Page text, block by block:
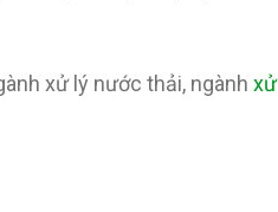
xử lý nước thải, ngành xử